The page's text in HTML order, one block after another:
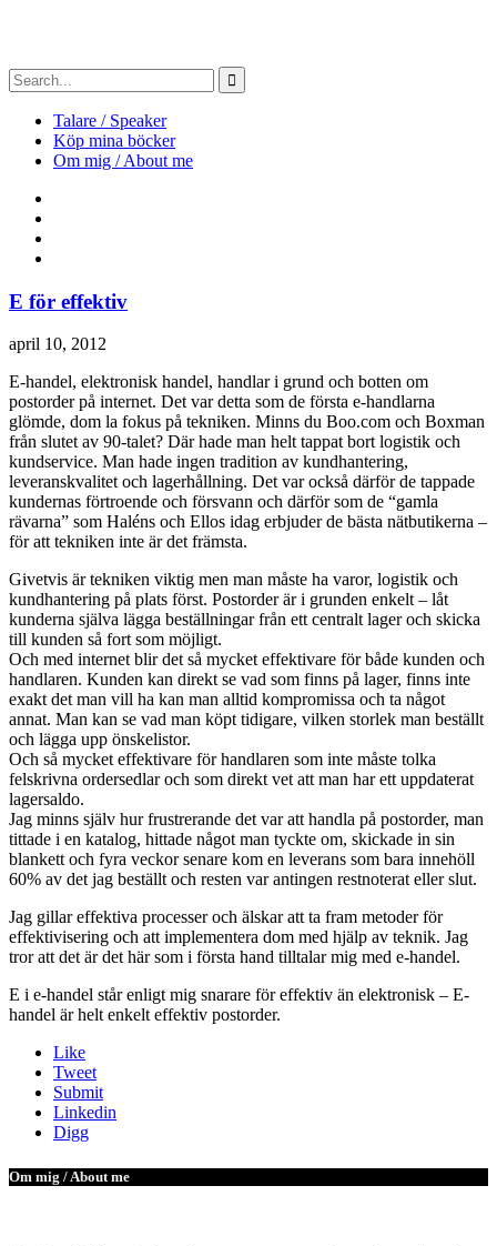
Talare / Speaker
Köp mina böcker
Om mig / About me
E för effektiv
april 10, 2012
E-handel, elektronisk handel, handlar i grund och botten om
postorder på internet. Det var detta som de första e-handlarna
glömde, dom la fokus på tekniken. Minns du Boo.com och Boxman
från slutet av 90-talet? Där hade man helt tappat bort logistik och
kundservice. Man hade ingen tradition av kundhantering,
leveranskvalitet och lagerhållning. Det var också därför de tappade
kundernas förtroende och försvann och därför som de “gamla
rävarna” som Haléns och Ellos idag erbjuder de bästa nätbutikerna –
för att tekniken inte är det främsta.
Givetvis är tekniken viktig men man måste ha varor, logistik och
kundhantering på plats först. Postorder är i grunden enkelt – låt
kunderna själva lägga beställningar från ett centralt lager och skicka
till kunden så fort som möjligt.
Och med internet blir det så mycket effektivare för både kunden och
handlaren. Kunden kan direkt se vad som finns på lager, finns inte
exakt det man vill ha kan man alltid kompromissa och ta något
annat. Man kan se vad man köpt tidigare, vilken storlek man beställt
och lägga upp önskelistor.
Och så mycket effektivare för handlaren som inte måste tolka
felskrivna ordersedlar och som direkt vet att man har ett uppdaterat
lagersaldo.
Jag minns själv hur frustrerande det var att handla på postorder, man
tittade i en katalog, hittade något man tyckte om, skickade in sin
blankett och fyra veckor senare kom en leverans som bara innehöll
60% av det jag beställt och resten var antingen restnoterat eller slut.
Jag gillar effektiva processer och älskar att ta fram metoder för
effektivisering och att implementera dom med hjälp av teknik. Jag
tror att det är det här som i första hand tilltalar mig med e-handel.
E i e-handel står enligt mig snarare för effektiv än elektronisk – E-
handel är helt enkelt effektiv postorder.
Like
Tweet
Submit
Linkedin
Digg
Om mig / About me